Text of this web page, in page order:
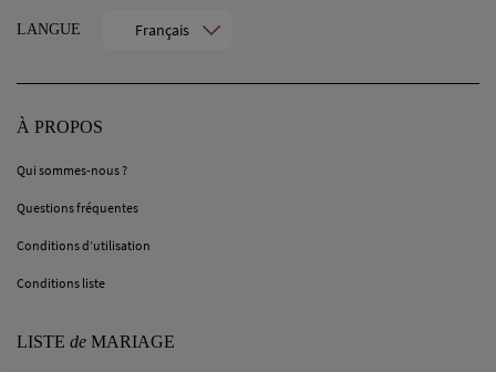
LANGUE Français
À PROPOS
Qui sommes-nous ?
Questions fréquentes
Conditions d’utilisation
Conditions liste
LISTE de MARIAGE